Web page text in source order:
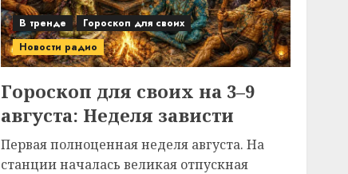
В тренде
Гороскоп для своих
Новости радио
Гороскоп для своих на 3–9
августа: Неделя зависти
Первая полноценная неделя августа. На
станции началась великая отпускная